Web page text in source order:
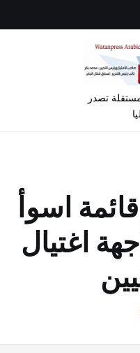
تصدر
اسوأ
اغتيال